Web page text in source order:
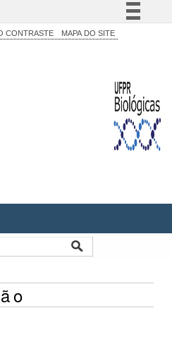
Simplifique!
Acesso à informação
CONTRASTE MAPA DO SITE